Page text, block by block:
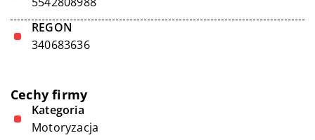
REGON
340683636
Cechy firmy
Kategoria
Motoryzacja